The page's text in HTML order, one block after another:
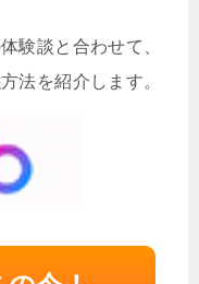
験談と合わせて、
法を紹介します。